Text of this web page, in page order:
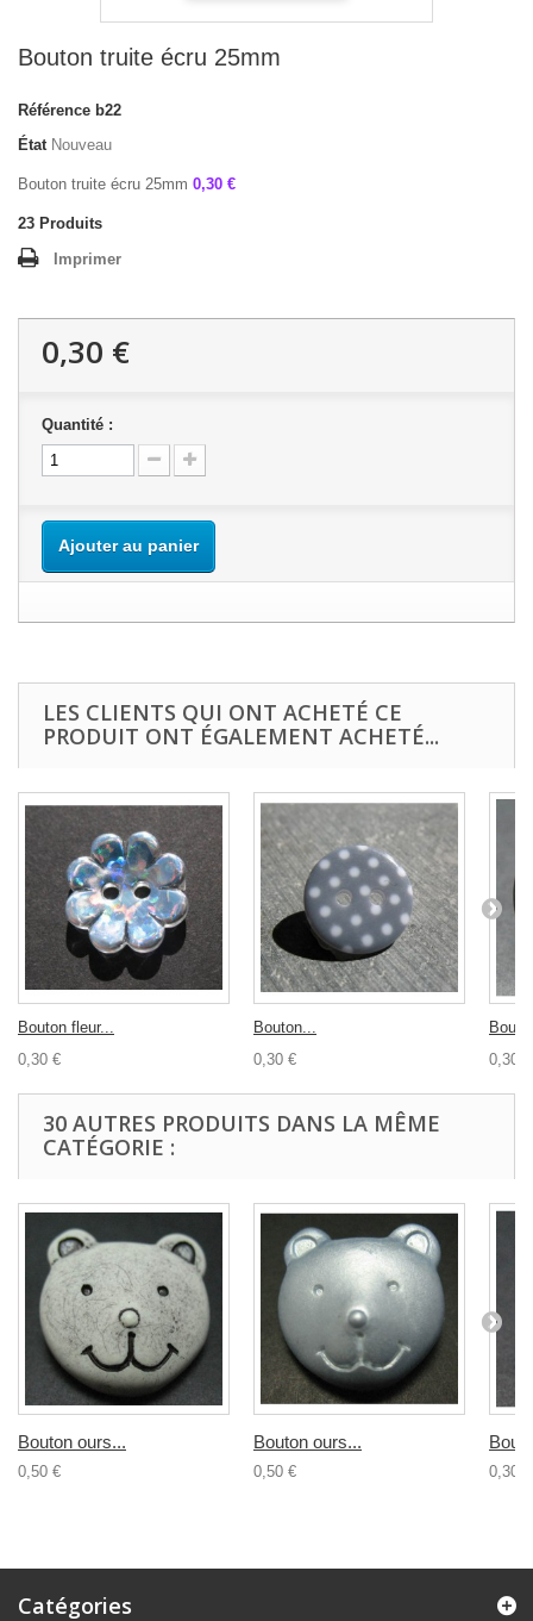
Bouton truite écru 25mm
Référence b22
État Nouveau
Bouton truite écru 25mm 0,30 €
23 Produits
Imprimer
0,30 €
Quantité :
Ajouter au panier
LES CLIENTS QUI ONT ACHETÉ CE
PRODUIT ONT ÉGALEMENT ACHETÉ...
Bouton fleur...
0,30 €
Bouton...
0,30 €
0,30 €
30 AUTRES PRODUITS DANS LA MÊME
CATÉGORIE :
Bouton ours...
0,50 €
Bouton ours...
0,50 € 0,30 €
Catégories